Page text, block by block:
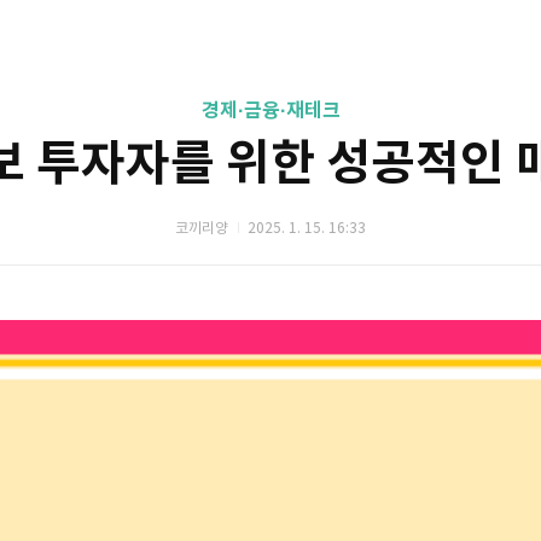
경제·금융·재테크
투자자를 위한 성공적인
코끼리양 2025. 1. 15. 16:33